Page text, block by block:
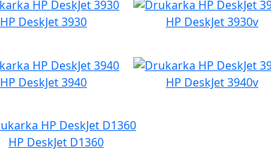
HP DeskJet 3930 HP DeskJet 3930v
HP DeskJet 3940 HP DeskJet 3940v
HP DeskJet D1360